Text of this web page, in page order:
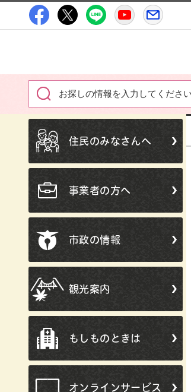
高萩市公式Facebook
高萩市公式X高萩市公式LINE
高萩市
住民のみなさんへ
事業者の方へ
市政の情報
観光案内
もしものときは
オンラインサービス